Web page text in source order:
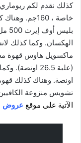
كذلك نقدم لكم
خاصة ،
ماكسويل هاوس قهوة
اونصة. وهناك كذلك
تشويس منزوعة الكافيين
الآتية على موقع عروض